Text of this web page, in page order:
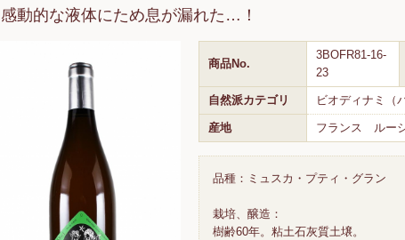
動的な液体にため息が漏れた…！
商品No.
3BOFR81-16-
23
自然派カテゴリ ビオディナミ（
産地 フランス ルー
品種：ミュスカ・プティ・グラン
栽培、醸造：
樹齢60年。粘土石灰質土壌。